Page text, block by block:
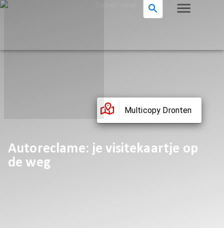
Multicopy Dronten
Autoreclame: je visitekaartje op
de weg